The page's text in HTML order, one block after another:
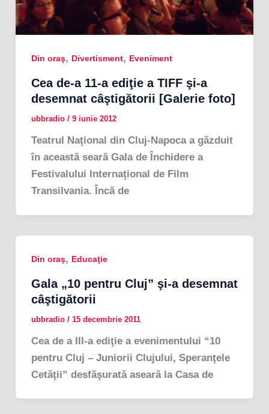
Din oraş, Divertisment, Eveniment
Cea de-a 11-a ediţie a TIFF şi-a
desemnat câştigătorii [Galerie foto]
ubbradio / 9 iunie 2012
Teatrul Naţional din Cluj-Napoca a găzduit
în această seară Gala de Închidere a
Festivalului Internaţional de Film
Transilvania. Încă de
Din oraş, Educaţie
Gala „10 pentru Cluj” şi-a desemnat
câştigătorii
ubbradio / 15 decembrie 2011
Cea de a III-a ediţie a evenimentului “10
pentru Cluj – Juniorii Clujului, Speranţele
Cetăţii” desfăşurată aseară la Casa de